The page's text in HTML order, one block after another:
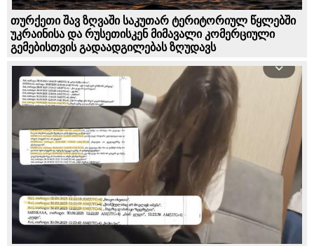
თურქეთი შავ ზღვაში საკუთარ ტერიტორიულ წყლებში
უკრაინისა და რუსეთისკენ მიმავალი კომერციული
გემებისთვის გადაადგილებას ზღუდავს